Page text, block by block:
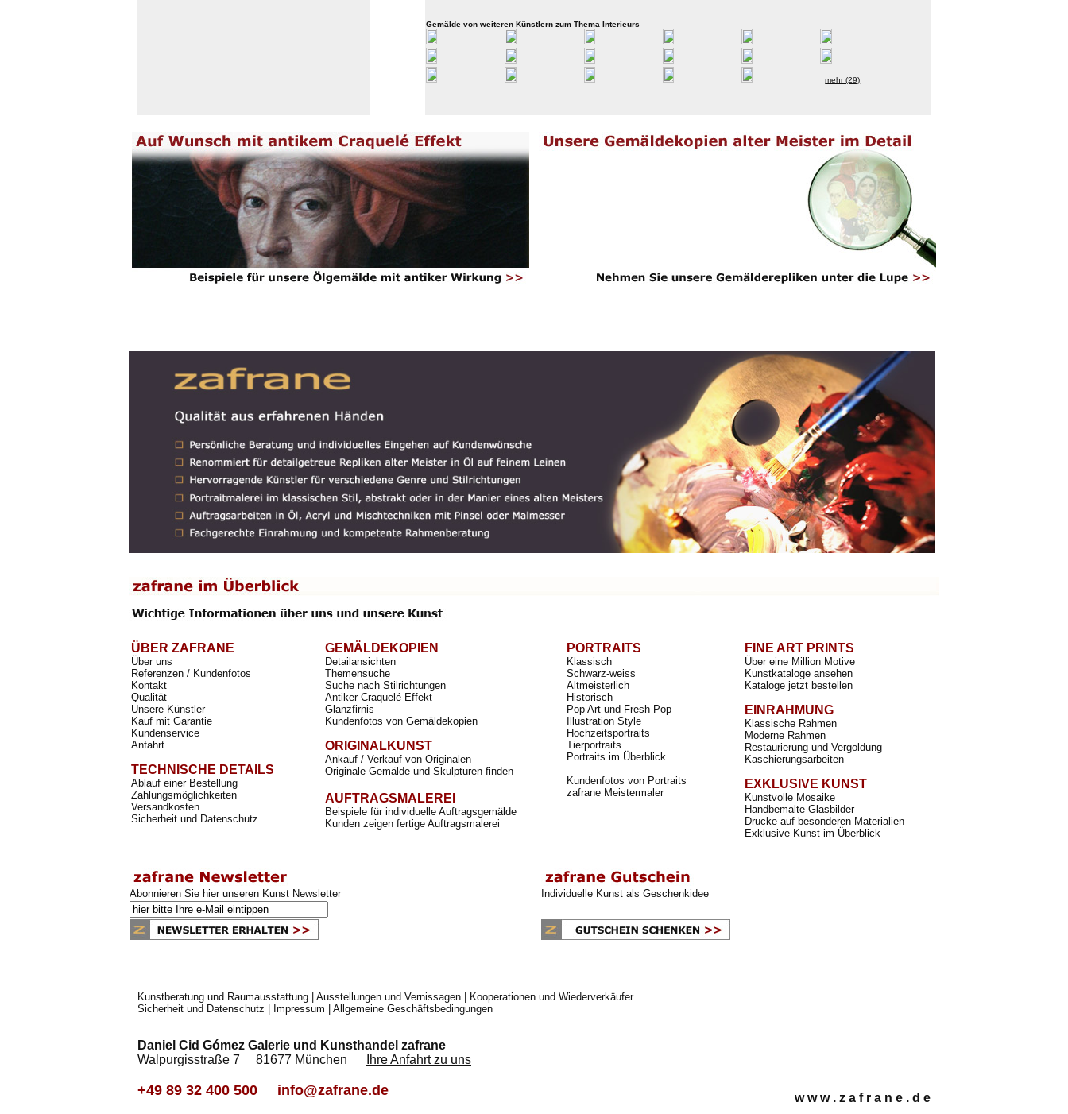
Gemälde von weiteren Künstlern zum Thema Interieurs
mehr (29)
ÜBER ZAFRANE
Über uns
Referenzen / Kundenfotos
Kontakt
Qualität
Unsere Künstler
Kauf mit Garantie
Kundenservice
Anfahrt
TECHNISCHE DETAILS
Ablauf einer Bestellung
Zahlungsmöglichkeiten
Versandkosten
Sicherheit und Datenschutz
GEMÄLDEKOPIEN
Detailansichten
Themensuche
Suche nach Stilrichtungen
Antiker Craquelé Effekt
Glanzfirnis
Kundenfotos von Gemäldekopien
ORIGINALKUNST
Ankauf / Verkauf von Originalen
Originale Gemälde und Skulpturen finden
AUFTRAGSMALEREI
Beispiele für individuelle Auftragsgemälde
Kunden zeigen fertige Auftragsmalerei
PORTRAITS
Klassisch
Schwarz-weiss
Altmeisterlich
Historisch
Pop Art und Fresh Pop
Illustration Style
Hochzeitsportraits
Tierportraits
Portraits im Überblick
Kundenfotos von Portraits
zafrane Meistermaler
FINE ART PRINTS
Über eine Million Motive
Kunstkataloge ansehen
Kataloge jetzt bestellen
EINRAHMUNG
Klassische Rahmen
Moderne Rahmen
Restaurierung und Vergoldung
Kaschierungsarbeiten
EXKLUSIVE KUNST
Kunstvolle Mosaike
Handbemalte Glasbilder
Drucke auf besonderen Materialien
Exklusive Kunst im Überblick
Abonnieren Sie hier unseren Kunst Newsletter Individuelle Kunst als Geschenkidee
Kunstberatung und Raumausstattung Ausstellungen und Vernissagen
Kooperationen und Wiederverkäufer
Sicherheit und Datenschutz
Impressum Allgemeine Geschäftsbedingungen
Daniel Cid Gómez Galerie und Kunsthandel zafrane
Walpurgisstraße 7 81677 München
Ihre Anfahrt zu uns
+49 89 32 400 500 info@zafrane.de w w w . z a f r a n e . d e